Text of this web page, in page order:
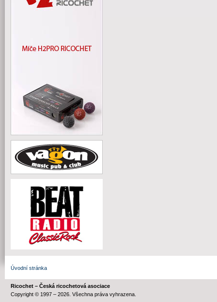
Úvodní stránka
Ricochet – Česká ricochetová asociace
Copyright © 1997 – 2026. Všechna práva vyhrazena.